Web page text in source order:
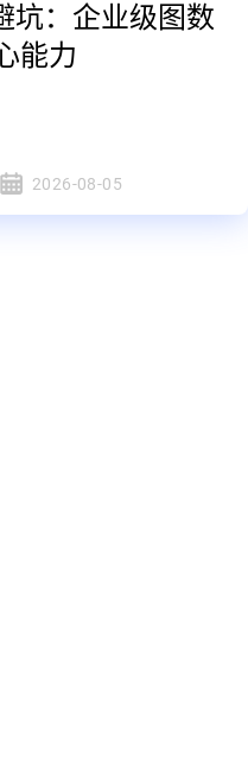
坑：企业级图数
能力
2026-08-05